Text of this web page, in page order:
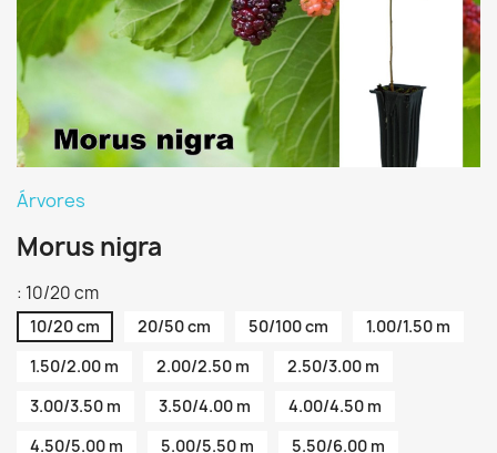
Árvores
Morus nigra
: 10/20 cm
10/20 cm 20/50 cm 50/100 cm
1.00/1.50 m
1.50/2.00 m
2.00/2.50 m
2.50/3.00 m
3.00/3.50 m
3.50/4.00 m
4.00/4.50 m
4.50/5.00 m
5.00/5.50 m
5.50/6.00 m